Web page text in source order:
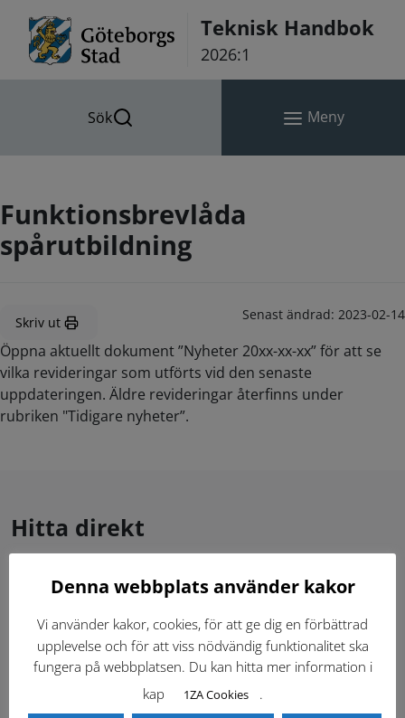
Teknisk Handbok
2026:1
Sök Meny
Funktionsbrevlåda
spårutbildning
Skriv ut Senast ändrad: 2023-02-14
Öppna aktuellt dokument ”Nyheter 20xx-xx-xx” för att se
vilka revideringar som utförts vid den senaste
uppdateringen. Äldre revideringar återfinns under
rubriken "Tidigare nyheter”.
Hitta direkt
Gällande standardritningar (Dwg och pdf)
Dokumentbibliotek Kontaktlista
Tidigare versioner
Denna webbplats använder kakor
Vi använder kakor, cookies, för att ge dig en förbättrad
upplevelse och för att viss nödvändig funktionalitet ska
fungera på webbplatsen. Du kan hitta mer information i
kap
1ZA Cookies .